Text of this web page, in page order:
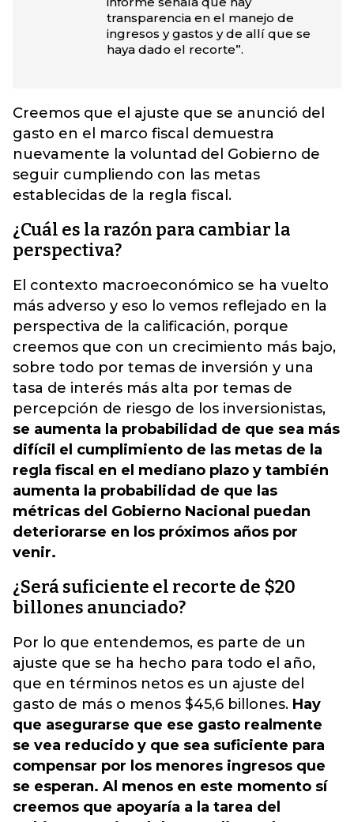
transparencia en el manejo de
ingresos y gastos y de allí que se
haya dado el recorte”.
Creemos que el ajuste que se anunció del
gasto en el marco fiscal demuestra
nuevamente la voluntad del Gobierno de
seguir cumpliendo con las metas
establecidas de la regla fiscal.
¿Cuál es la razón para cambiar la
perspectiva?
El contexto macroeconómico se ha vuelto
más adverso y eso lo vemos reflejado en la
perspectiva de la calificación, porque
creemos que con un crecimiento más bajo,
sobre todo por temas de inversión y una
tasa de interés más alta por temas de
percepción de riesgo de los inversionistas,
se aumenta la probabilidad de que sea más
difícil el cumplimiento de las metas de la
regla fiscal en el mediano plazo y también
aumenta la probabilidad de que las
métricas del Gobierno Nacional puedan
deteriorarse en los próximos años por
venir.
¿Será suficiente el recorte de $20
billones anunciado?
Por lo que entendemos, es parte de un
ajuste que se ha hecho para todo el año,
que en términos netos es un ajuste del
gasto de más o menos $45,6 billones. Hay
que asegurarse que ese gasto realmente
se vea reducido y que sea suficiente para
compensar por los menores ingresos que
se esperan. Al menos en este momento sí
creemos que apoyaría a la tarea del